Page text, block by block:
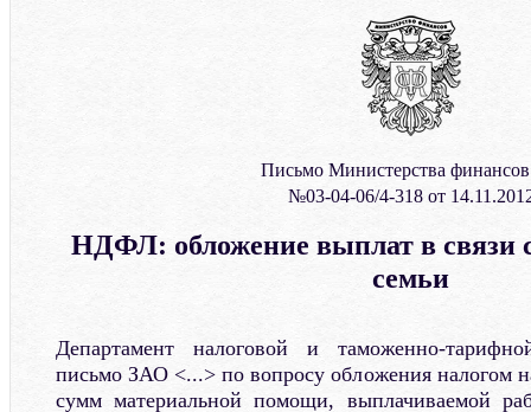
Письмо Министерства
№03-04-06/4-318 от
НДФЛ: обложение выплат в связи
семьи
Департамент налоговой и таможенно-
письмо ЗАО <...> по вопросу обложения налогом
сумм материальной помощи, выплачиваемой